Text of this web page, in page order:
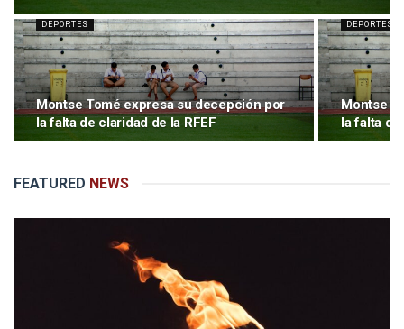
DEPORTES
Montse Tomé expresa su decepción por
la falta de claridad de la RFEF
DEPORTES
Montse
la falta de
FEATURED NEWS